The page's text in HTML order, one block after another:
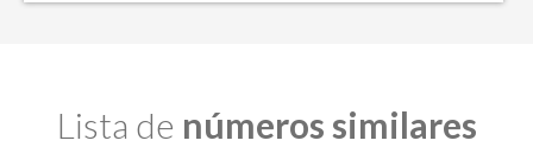
Lista de números similares